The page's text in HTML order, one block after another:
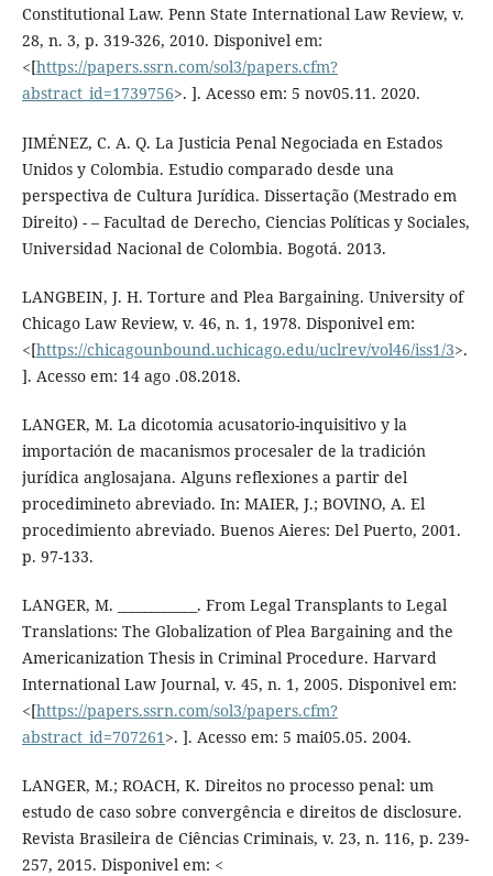
Constitutional Law. Penn State International Law Review, v.
28, n. 3, p. 319-326, 2010. Disponivel em:
<[https://papers.ssrn.com/sol3/papers.cfm?
abstract_id=1739756>. ]. Acesso em: 5 nov05.11. 2020.
JIMÉNEZ, C. A. Q. La Justicia Penal Negociada en Estados
Unidos y Colombia. Estudio comparado desde una
perspectiva de Cultura Jurídica. Dissertação (Mestrado em
Direito) - – Facultad de Derecho, Ciencias Políticas y Sociales,
Universidad Nacional de Colombia. Bogotá. 2013.
LANGBEIN, J. H. Torture and Plea Bargaining. University of
Chicago Law Review, v. 46, n. 1, 1978. Disponivel em:
<[https://chicagounbound.uchicago.edu/uclrev/vol46/iss1/3>.
]. Acesso em: 14 ago .08.2018.
LANGER, M. La dicotomia acusatorio-inquisitivo y la
importación de macanismos procesaler de la tradición
jurídica anglosajana. Alguns reflexiones a partir del
procedimineto abreviado. In: MAIER, J.; BOVINO, A. El
procedimiento abreviado. Buenos Aieres: Del Puerto, 2001.
p. 97-133.
LANGER, M. ____________. From Legal Transplants to Legal
Translations: The Globalization of Plea Bargaining and the
Americanization Thesis in Criminal Procedure. Harvard
International Law Journal, v. 45, n. 1, 2005. Disponivel em:
<[https://papers.ssrn.com/sol3/papers.cfm?
abstract_id=707261 >. ]. Acesso em: 5 mai05.05. 2004.
LANGER, M.; ROACH, K. Direitos no processo penal: um
estudo de caso sobre convergência e direitos de disclosure.
Revista Brasileira de Ciências Criminais, v. 23, n. 116, p. 239-
257, 2015. Disponivel em: <